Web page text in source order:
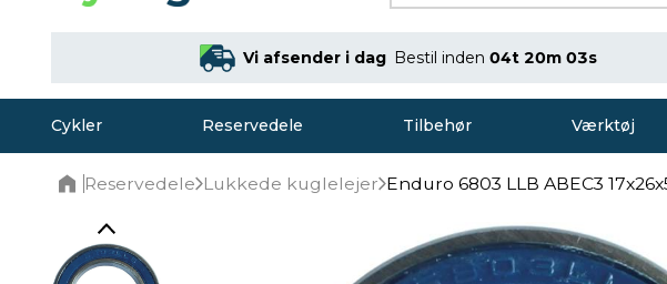
Vi afsender i dag Bestil inden04t 20m 02s
Cykler Reservedele Tilbehør Værktøj
Reservedele Lukkede kuglelejer Enduro 6803 LLB ABEC3